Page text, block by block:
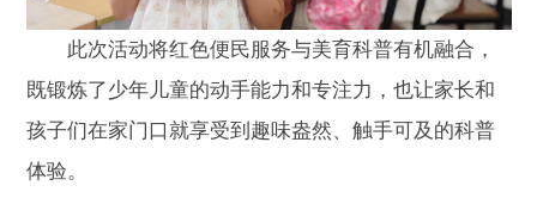
此次活动将红色便民服务与美育科普有机融合，
既锻炼了少年儿童的动手能力和专注力，也让家长和
孩子们在家门口就享受到趣味盎然、触手可及的科普
体验。